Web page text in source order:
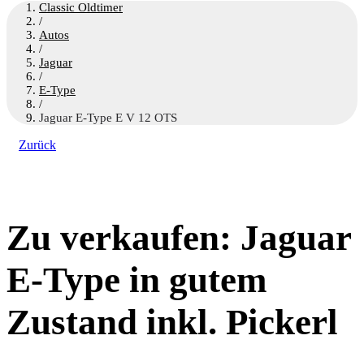
Classic Oldtimer
/
Autos
/
Jaguar
/
E-Type
/
Jaguar E-Type E V 12 OTS
Zurück
Zu verkaufen: Jaguar
E-Type in gutem
Zustand inkl. Pickerl